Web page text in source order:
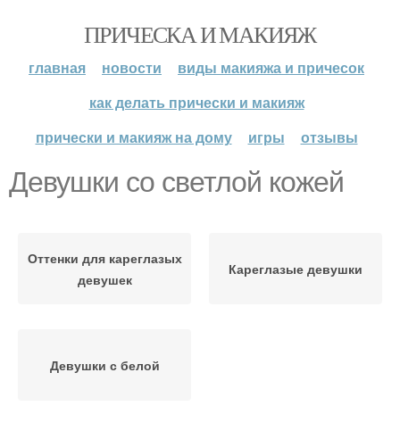
ПРИЧЕСКА И МАКИЯЖ
главная новости
виды макияжа и причесок
как делать прически и макияж
прически и макияж на дому
игры отзывы
Девушки со светлой кожей
Оттенки для кареглазых
девушек
Кареглазые девушки
Девушки с белой